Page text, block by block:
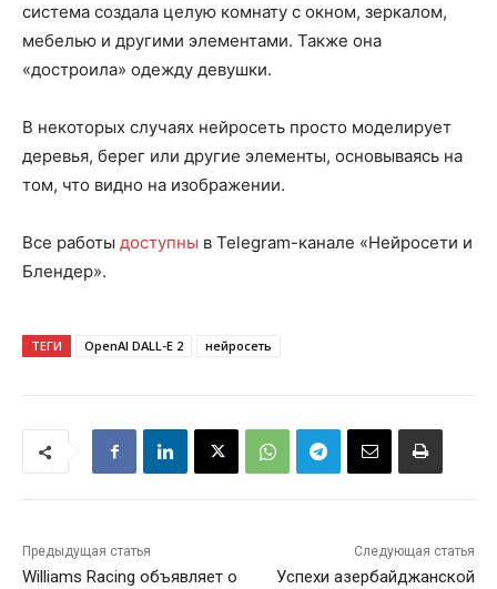
система создала целую комнату с окном, зеркалом,
мебелью и другими элементами. Также она
«достроила» одежду девушки.
В некоторых случаях нейросеть просто моделирует
деревья, берег или другие элементы, основываясь на
том, что видно на изображении.
Все работы доступны в Telegram-канале «Нейросети и
Блендер».
ТЕГИ OpenAI DALL-E 2 нейросеть
Предыдущая статья
Williams Racing объявляет о
Следующая статья
Успехи азербайджанской